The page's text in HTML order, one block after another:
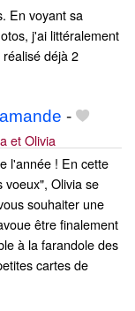
En voyant sa
j'ai littéralement
déjà 2
-
et Olivia
l'année ! En cette
voeux", Olivia se
souhaiter une
être finalement
à la farandole des
cartes de